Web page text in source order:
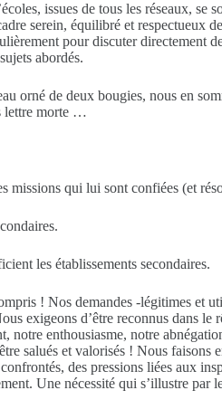
issues de tous les réseaux,
serein, équilibré et
pour discuter directement
abordés.
orné de deux bougies, nous en
lettre morte …
qui lui sont confiées (et
les établissements secondaires.
! Nos demandes -légitimes et
exigeons d’être reconnus dans
enthousiasme, notre
salués et valorisés ! Nous
des pressions liées aux
Une nécessité qui s’illustre par